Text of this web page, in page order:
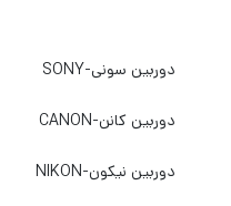
شارژ
دوربین سونی-SONY
دوربین کانن-CANON
دوربین نیکون-NIKON